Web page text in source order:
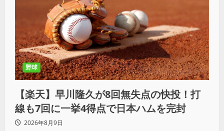
野球
【楽天】早川隆久が8回無失点の快投！打
線も7回に一挙4得点で日本ハムを完封
2026年8月9日